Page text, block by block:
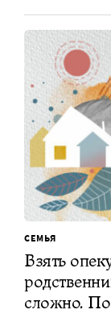
СЕМЬЯ
Взять
сложно.